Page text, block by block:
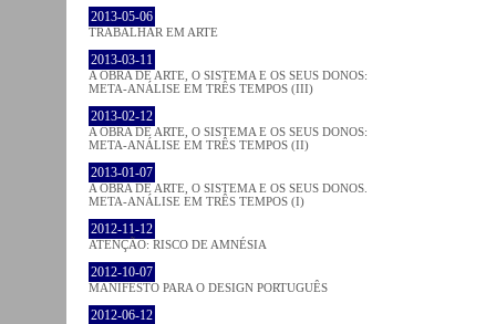
2013-05-06
TRABALHAR EM ARTE
2013-03-11
A OBRA DE ARTE, O SISTEMA E OS SEUS DONOS:
META-ANÁLISE EM TRÊS TEMPOS (III)
2013-02-12
A OBRA DE ARTE, O SISTEMA E OS SEUS DONOS:
META-ANÁLISE EM TRÊS TEMPOS (II)
2013-01-07
A OBRA DE ARTE, O SISTEMA E OS SEUS DONOS.
META-ANÁLISE EM TRÊS TEMPOS (I)
2012-11-12
ATENÇÃO: RISCO DE AMNÉSIA
2012-10-07
MANIFESTO PARA O DESIGN PORTUGUÊS
2012-06-12